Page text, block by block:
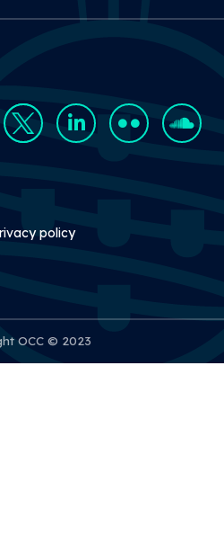
policy
OCC © 2023